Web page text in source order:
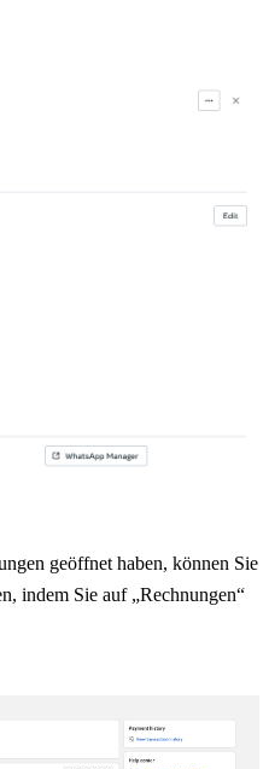
geöffnet haben, können Sie
indem Sie auf „Rechnungen“